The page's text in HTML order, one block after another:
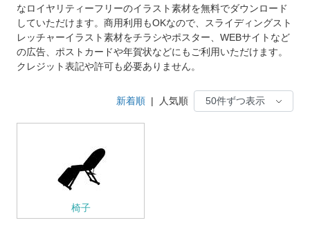
なロイヤリティーフリーのイラスト素材を無料でダウンロード
していただけます。商用利用もOKなので、スライディングスト
レッチャーイラスト素材をチラシやポスター、WEBサイトなど
の広告、ポストカードや年賀状などにもご利用いただけます。
クレジット表記や許可も必要ありません。
新着順 | 人気順
椅子